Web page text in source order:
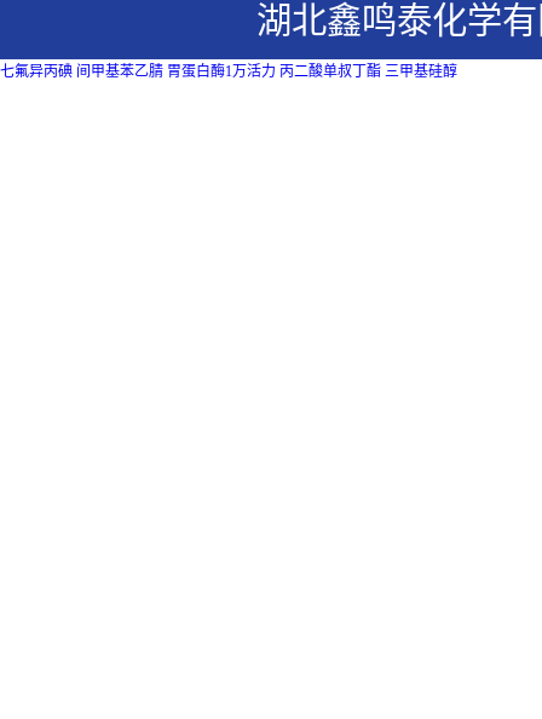
湖北鑫鸣泰化学
七氟异丙碘 间甲基苯乙腈 胃蛋白酶1万活力 丙二酸单叔丁酯 三甲基硅醇